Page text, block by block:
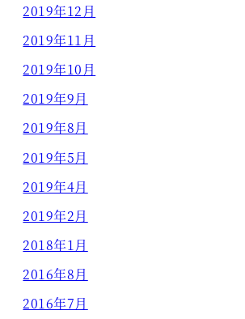
2019年12月
2019年11月
2019年10月
2019年9月
2019年8月
2019年5月
2019年4月
2019年2月
2018年1月
2016年8月
2016年7月